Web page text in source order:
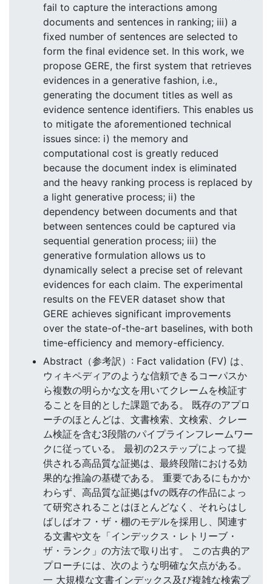
fail to capture the interactions among
documents and sentences in ranking; iii) a
fixed number of sentences are selected to
form the final evidence set. In this work, we
propose GERE, the first system that retrieves
evidences in a generative fashion, i.e.,
generating the document titles as well as
evidence sentence identifiers. This enables us
to mitigate the aforementioned technical
issues since: i) the memory and
computational cost is greatly reduced
because the document index is eliminated
and the heavy ranking process is replaced by
a light generative process; ii) the
dependency between documents and that
between sentences could be captured via
sequential generation process; iii) the
generative formulation allows us to
dynamically select a precise set of relevant
evidences for each claim. The experimental
results on the FEVER dataset show that
GERE achieves significant improvements
over the state-of-the-art baselines, with both
time-efficiency and memory-efficiency.
Abstract（参考訳）: Fact validation (FV) は、
ウィキペディアのような信頼できるコーパスか
ら複数の明らかな文を用いてクレームを検証す
ることを目的とした課題である。 既存のアプロ
ーチのほとんどは、文書検索、文検索、クレー
ム検証を含む3段階のパイプラインフレームワー
クに従っている。 最初の2ステップによって提
供される高品質な証拠は、最終段階における効
果的な推論の基礎である。 重要であるにもかか
わらず、高品質な証拠はfvの既存の作品によっ
て研究されることはほとんどなく、それらはし
ばしばオフ・ザ・棚のモデルを採用し、関連す
る文書や文を「インデックス・レトリーブ・
ザ・ランク」の方法で取り出す。 この古典的ア
プローチには、次のような明確な欠点がある。
一 大規模な文書インデックス及び複雑な検索プ